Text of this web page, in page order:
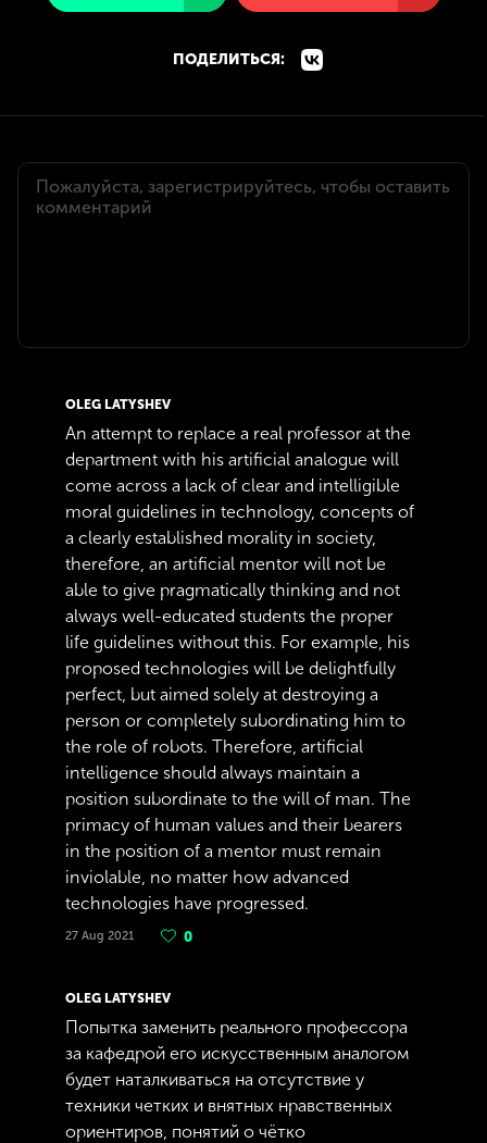
ПОДЕЛИТЬСЯ:
OLEG LATYSHEV
An attempt to replace a real professor at the
department with his artificial analogue will
come across a lack of clear and intelligible
moral guidelines in technology, concepts of
a clearly established morality in society,
therefore, an artificial mentor will not be
able to give pragmatically thinking and not
always well-educated students the proper
life guidelines without this. For example, his
proposed technologies will be delightfully
perfect, but aimed solely at destroying a
person or completely subordinating him to
the role of robots. Therefore, artificial
intelligence should always maintain a
position subordinate to the will of man. The
primacy of human values ​​and their bearers
in the position of a mentor must remain
inviolable, no matter how advanced
technologies have progressed.
27 Aug 2021 0
OLEG LATYSHEV
Попытка заменить реального профессора
за кафедрой его искусственным аналогом
будет наталкиваться на отсутствие у
техники четких и внятных нравственных
ориентиров, понятий о чётко